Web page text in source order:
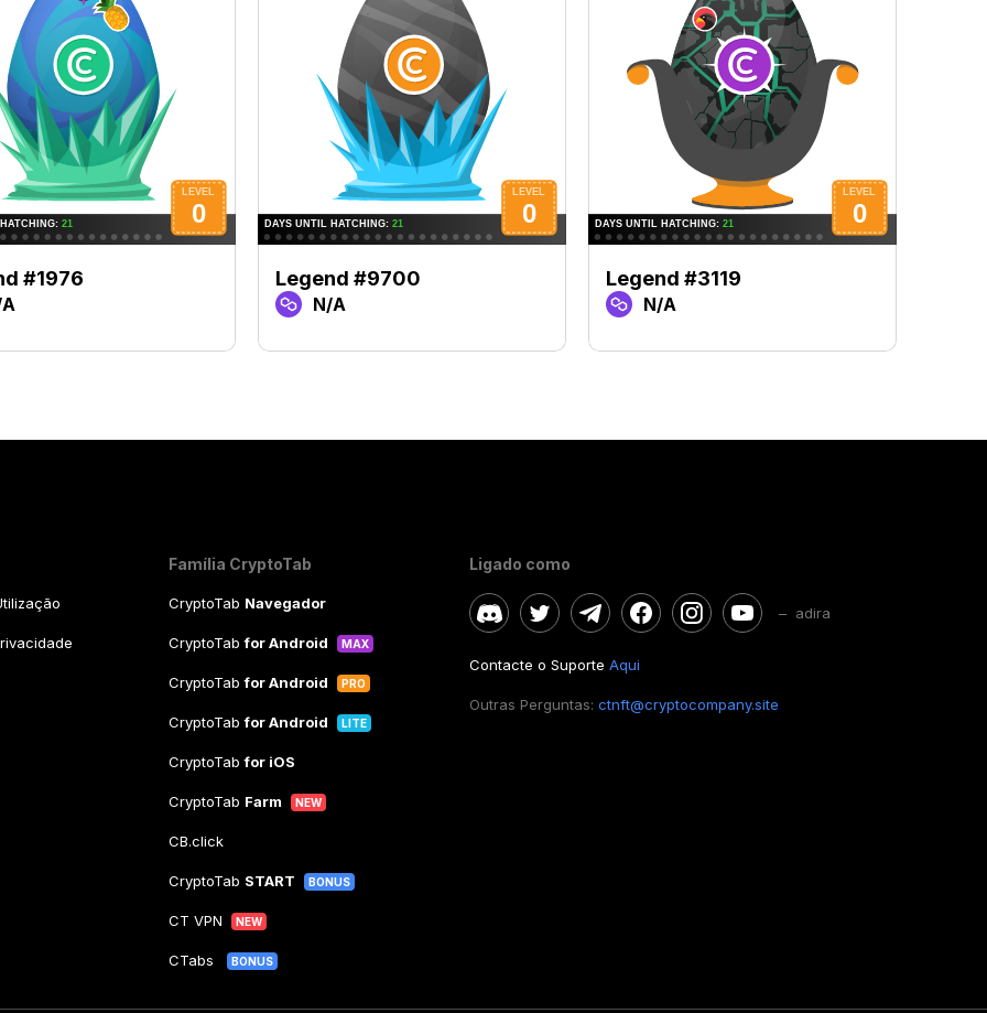
#1976 Legend #9700
N/A
Legend #3119
N/A
Família CryptoTab
CryptoTab Navegador
CryptoTabfor Android MAX
CryptoTabfor Android PRO
CryptoTabfor Android LITE
CryptoTabfor iOS
CryptoTab Farm NEW
CB.click
CryptoTab START BONUS
CT VPN NEW
CTabs BONUS
Ligado como
– adira
Contacte o Suporte Aqui
Outras Perguntas: ctnft@cryptocompany.site